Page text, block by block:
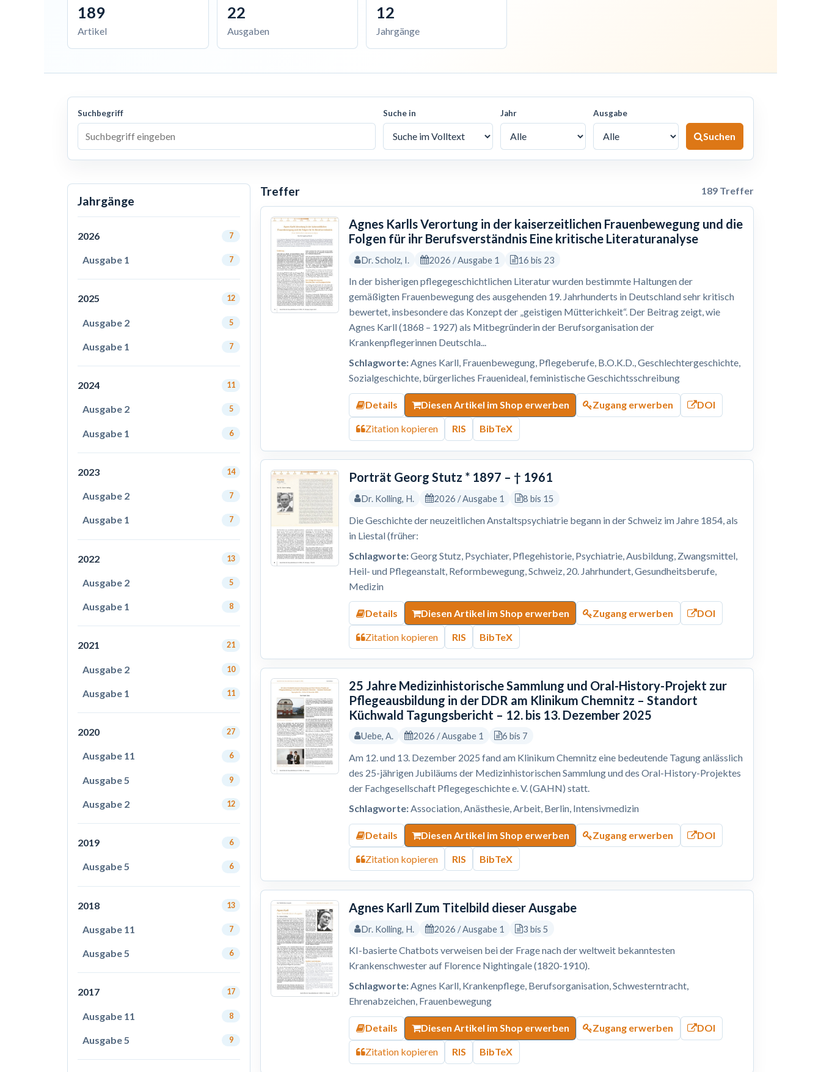
189
Artikel
22
Ausgaben
12
Jahrgänge
Suchbegriff Suche in Jahr Ausgabe
Suchen
Jahrgänge
2026 7
Ausgabe 1 7
2025 12
Ausgabe 2 5
Ausgabe 1 7
2024 11
Ausgabe 2 5
Ausgabe 1 6
2023 14
Ausgabe 2 7
Ausgabe 1 7
2022 13
Ausgabe 2 5
Ausgabe 1 8
2021 21
Ausgabe 2 10
Ausgabe 1 11
2020 27
Ausgabe 11 6
Ausgabe 5 9
Ausgabe 2 12
2019 6
Ausgabe 5 6
2018 13
Ausgabe 11 7
Ausgabe 5 6
2017 17
Ausgabe 11 8
Ausgabe 5 9
Treffer 189 Treffer
Agnes Karlls Verortung in der kaiserzeitlichen Frauenbewegung und die
Folgen für ihr Berufsverständnis Eine kritische Literaturanalyse
Dr. Scholz, I. 2026 / Ausgabe 1 16 bis 23
In der bisherigen pflegegeschichtlichen Literatur wurden bestimmte Haltungen der
gemäßigten Frauenbewegung des ausgehenden 19. Jahrhunderts in Deutschland sehr kritisch
bewertet, insbesondere das Konzept der „geistigen Mütterichkeit“. Der Beitrag zeigt, wie
Agnes Karll (1868 – 1927) als Mitbegründerin der Berufsorganisation der
Krankenpflegerinnen Deutschla...
Schlagworte:Agnes Karll, Frauenbewegung, Pflegeberufe, B.O.K.D., Geschlechtergeschichte,
Sozialgeschichte, bürgerliches Frauenideal, feministische Geschichtsschreibung
Details Diesen Artikel im Shop erwerben Zugang erwerben DOI
Zitation kopieren RIS BibTeX
Porträt Georg Stutz * 1897 – † 1961
Dr. Kolling, H. 2026 / Ausgabe 1 8 bis 15
Die Geschichte der neuzeitlichen Anstaltspsychiatrie begann in der Schweiz im Jahre 1854, als
in Liestal (früher:
Schlagworte:Georg Stutz, Psychiater, Pflegehistorie, Psychiatrie, Ausbildung, Zwangsmittel,
Heil- und Pflegeanstalt, Reformbewegung, Schweiz, 20. Jahrhundert, Gesundheitsberufe,
Medizin
Details Diesen Artikel im Shop erwerben Zugang erwerben DOI
Zitation kopieren RIS BibTeX
25 Jahre Medizinhistorische Sammlung und Oral-History-Projekt zur
Pflegeausbildung in der DDR am Klinikum Chemnitz – Standort
Küchwald Tagungsbericht – 12. bis 13. Dezember 2025
Uebe, A. 2026 / Ausgabe 1 6 bis 7
Am 12. und 13. Dezember 2025 fand am Klinikum Chemnitz eine bedeutende Tagung anlässlich
des 25-jährigen Jubiläums der Medizinhistorischen Sammlung und des Oral-History-Projektes
der Fachgesellschaft Pflegegeschichte e. V. (GAHN) statt.
Schlagworte:Association, Anästhesie, Arbeit, Berlin, Intensivmedizin
Details Diesen Artikel im Shop erwerben Zugang erwerben DOI
Zitation kopieren RIS BibTeX
Agnes Karll Zum Titelbild dieser Ausgabe
Dr. Kolling, H. 2026 / Ausgabe 1 3 bis 5
KI-basierte Chatbots verweisen bei der Frage nach der weltweit bekanntesten
Krankenschwester auf Florence Nightingale (1820-1910).
Schlagworte:Agnes Karll, Krankenpflege, Berufsorganisation, Schwesterntracht,
Ehrenabzeichen, Frauenbewegung
Details Diesen Artikel im Shop erwerben Zugang erwerben DOI
Zitation kopieren RIS BibTeX